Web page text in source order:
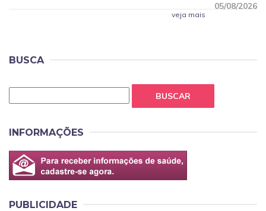
05/08/2026
veja mais
BUSCA
BUSCAR
INFORMAÇÕES
PUBLICIDADE